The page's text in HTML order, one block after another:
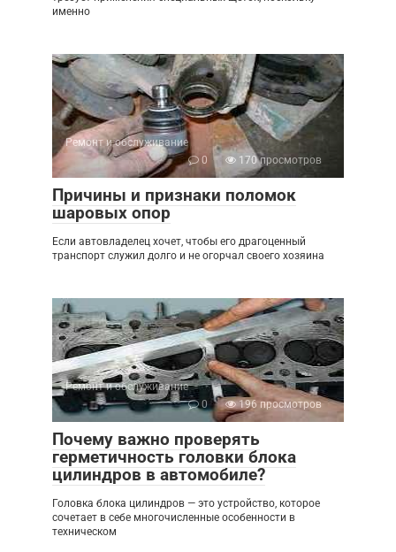
именно
Ремонт и обслуживание
0
170 просмотров
Причины и признаки поломок
шаровых опор
Если автовладелец хочет, чтобы его драгоценный
транспорт служил долго и не огорчал своего хозяина
Ремонт и обслуживание
0
196 просмотров
Почему важно проверять
герметичность головки блока
цилиндров в автомобиле?
Головка блока цилиндров — это устройство, которое
сочетает в себе многочисленные особенности в
техническом